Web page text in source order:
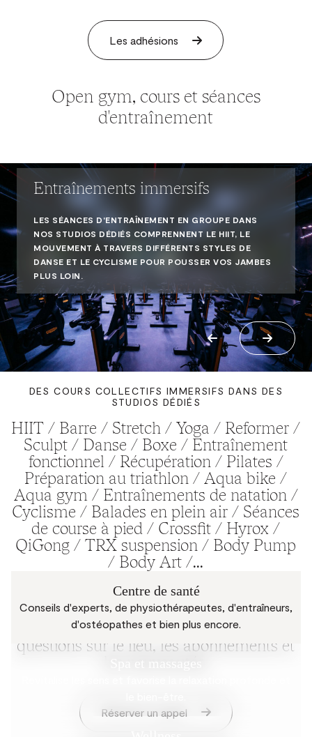
Les adhésions
Open gym, cours et séances
d'entraînement
Entraînements immersifs
LES SÉANCES D'ENTRAÎNEMENT EN GROUPE DANS
NOS STUDIOS DÉDIÉS COMPRENNENT LE HIIT, LE
MOUVEMENT À TRAVERS DIFFÉRENTS STYLES DE
DANSE ET LE CYCLISME POUR POUSSER VOS JAMBES
PLUS LOIN.
DES COURS COLLECTIFS IMMERSIFS DANS DES
STUDIOS DÉDIÉS
HIIT / Barre / Stretch / Yoga / Reformer /
Sculpt / Danse / Boxe / Entraînement
fonctionnel / Récupération / Pilates /
Préparation au triathlon / Aqua bike /
Aqua gym / Entraînements de natation /
Cyclisme / Balades en plein air / Séances
de course à pied / Crossfit / Hyrox /
QiGong / TRX suspension / Body Pump
/ Body Art /...
Vous avez des questions ? Prenez contact
avec l'équipe Mix. Nous répondrons à vos
questions sur le lieu, les abonnements et
les nouveautés.
Réserver un appel
Centre de santé
Conseils d'experts, de physiothérapeutes, d'entraîneurs,
d'ostéopathes et bien plus encore.
Spa et massages